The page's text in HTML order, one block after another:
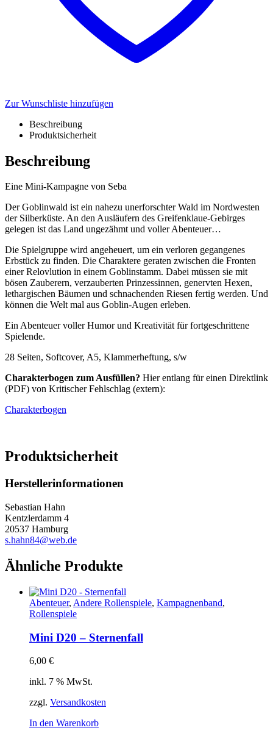
Zur Wunschliste hinzufügen
Beschreibung
Produktsicherheit
Beschreibung
Eine Mini-Kampagne von Seba
Der Goblinwald ist ein nahezu unerforschter Wald im Nordwesten
der Silberküste. An den Ausläufern des Greifenklaue-Gebirges
gelegen ist das Land ungezähmt und voller Abenteuer…
Die Spielgruppe wird angeheuert, um ein verloren gegangenes
Erbstück zu finden. Die Charaktere geraten zwischen die Fronten
einer Relovlution in einem Goblinstamm. Dabei müssen sie mit
bösen Zauberern, verzauberten Prinzessinnen, genervten Hexen,
lethargischen Bäumen und schnachenden Riesen fertig werden. Und
können die Welt mal aus Goblin-Augen erleben.
Ein Abenteuer voller Humor und Kreativität für fortgeschrittene
Spielende.
28 Seiten, Softcover, A5, Klammerheftung, s/w
Charakterbogen zum Ausfüllen? Hier entlang für einen Direktlink
(PDF) von Kritischer Fehlschlag (extern):
Charakterbogen
Produktsicherheit
Herstellerinformationen
Sebastian Hahn
Kentzlerdamm 4
20537 Hamburg
s.hahn84@web.de
Ähnliche Produkte
Abenteuer, Andere Rollenspiele, Kampagnenband,
Rollenspiele
Mini D20 – Sternenfall
6,00 €
inkl. 7 % MwSt.
zzgl. Versandkosten
In den Warenkorb